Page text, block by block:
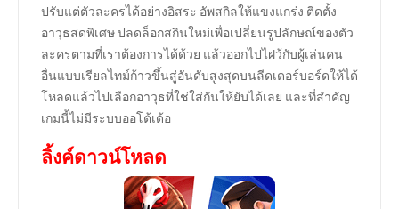
ปรับแต่ตัวละครได้อย่างอิสระ อัพสกิลให้แขงแกร่ง ติดตั้ง
อาวุธสดพิเศษ ปลดล็อกสกินใหม่เพื่อเปลี่ยนรูปลักษณ์ของตัว
ละครตามที่เราต้องการได้ด้วย แล้วออกไปไฝว้กับผู้เล่นคน
อื่นแบบเรียลไทม์ก้าวขึ้นสู่อันดับสูงสุดบนลีดเดอร์บอร์ดให้ได้
โหลดแล้วไปเลือกอาวุธที่ใช่ใส่กันให้ยับได้เลย และที่สำคัญ
เกมนี้ไม่มีระบบออโต้เด้อ
ลิ้งค์ดาวน์โหลด